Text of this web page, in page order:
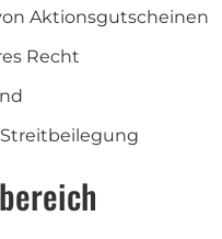
Aktionsgutscheinen
Recht